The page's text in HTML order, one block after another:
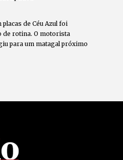
de Céu Azul foi
de rotina. O motorista
para um matagal próximo